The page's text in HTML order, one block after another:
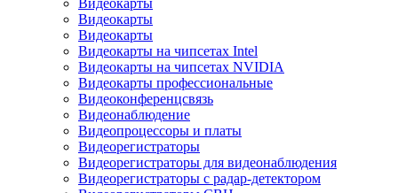
Видеокарты
Видеокарты
Видеокарты на чипсетах Intel
Видеокарты на чипсетах NVIDIA
Видеокарты профессиональные
Видеоконференцсвязь
Видеонаблюдение
Видеопроцессоры и платы
Видеорегистраторы
Видеорегистраторы для видеонаблюдения
Видеорегистраторы с радар-детектором